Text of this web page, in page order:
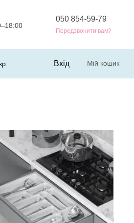
050 854-59-79
Передзвонити вам?
Вхід Мій кошик